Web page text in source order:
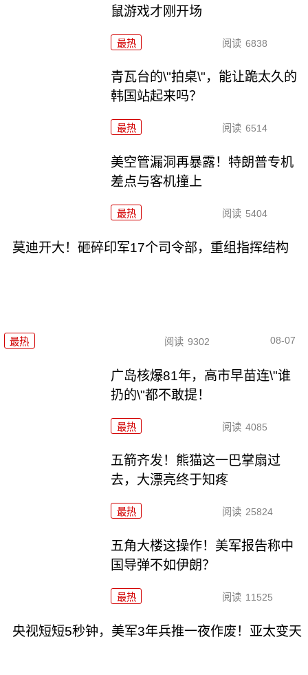
鼠游戏才刚开场
最热 阅读 6838
青瓦台的\"拍桌\"，能让跪太久的
韩国站起来吗？
最热 阅读 6514
美空管漏洞再暴露！特朗普专机
差点与客机撞上
最热 阅读 5404
莫迪开大！砸碎印军17个司令部，重组指挥结构
最热 阅读 9302 08-07
广岛核爆81年，高市早苗连\"谁
扔的\"都不敢提！
最热 阅读 4085
五箭齐发！熊猫这一巴掌扇过
去，大漂亮终于知疼
最热 阅读 25824
五角大楼这操作！美军报告称中
国导弹不如伊朗？
最热 阅读 11525
央视短短5秒钟，美军3年兵推一夜作废！亚太变天